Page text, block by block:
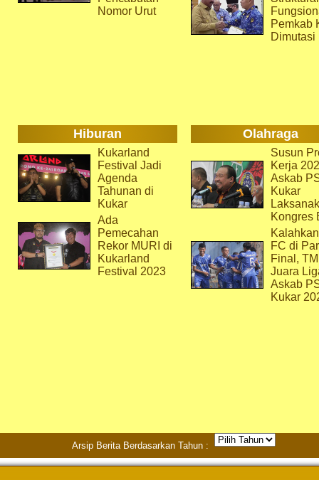
Nomor Urut
Pemkab
Dimutasi
Hiburan Olahraga
Kukarland
Festival Jadi
Agenda
Tahunan di
Kukar
Ada
Pemecahan
Rekor MURI di
Kukarland
Festival 2023
Susun
Kerja
Askab
Kukar
Kongres
FC di
Final,
Juara
Askab
Kukar
Arsip Berita Berdasarkan Tahun :